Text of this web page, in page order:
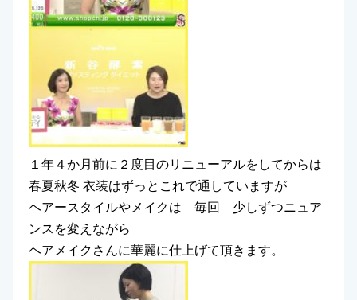
１年４か月前に２度目のリニューアルをしてからは
春夏秋冬 衣装はずっとこれで通していますが
ヘアースタイルやメイクは 毎回 少しずつニュア
ンスを変えながら
ヘアメイクさんに華麗に仕上げて頂きます。